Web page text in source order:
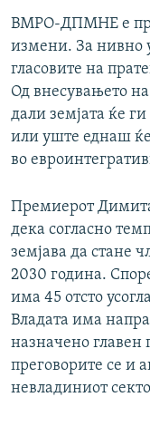
ВМРО-ДПМНЕ е
измени. За нивно
гласовите на
Од внесувањето
дали земјата ќе
или уште еднаш ќе
во
Премиерот
дека согласно
земјава да стане
2030 година.
има 45 отсто
Владата има
назначено главен
преговорите се и
невладиниот